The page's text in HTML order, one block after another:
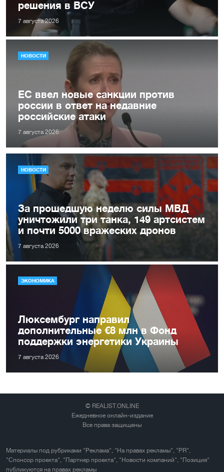
решения в ВСУ
7 августа 2026
НОВОСТИ
ЕС ввел новые санкции против
россии в ответ на недавние
российские атаки
7 августа 2026
НОВОСТИ
За прошедшую неделю силы МВД
уничтожили три танка, 149 артсистем
и почти 5000 вражеских дронов
7 августа 2026
ЭКОНОМИКА
Люксембург направил
дополнительные €8 млн в Фонд
поддержки энергетики Украины
7 августа 2026
© REALIST.ONLINE
Ежедневное онлайн-издание
Все права защищены
Материалы под рубриками "Реклама", "На правах рекламы", "PR",
"Спонсор проекта", "Партнер проекта", "Новости компаний", "Позиция"
публикуются на правах рекламы